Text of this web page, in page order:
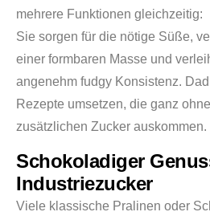
mehrere Funktionen gleichzeitig:
Sie sorgen für die nötige Süße,
einer formbaren Masse und
angenehm fudgy Konsistenz.
Rezepte umsetzen, die ganz
zusätzlichen Zucker auskommen.
Schokoladiger
Industriezucker
Viele klassische Pralinen oder